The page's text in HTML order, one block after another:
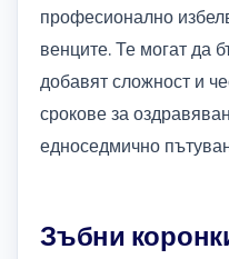
професионално
венците. Те могат да
добавят сложност и
срокове за
едноседмично
Зъбни